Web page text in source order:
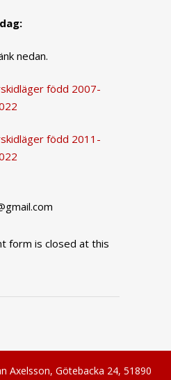
nedan.
född 2007-
född 2011-
form is closed at this
Axelsson, Götebacka 24, 51890